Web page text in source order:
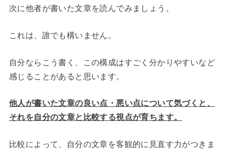
次に他者が書いた文章を読んでみましょう。
これは、誰でも構いません。
自分ならこう書く、この構成はすごく分かりやすいなど
感じることがあると思います。
他人が書いた文章の良い点・悪い点について気づくと、
それを自分の文章と比較する視点が育ちます。
比較によって、自分の文章を客観的に見直す力がつきま